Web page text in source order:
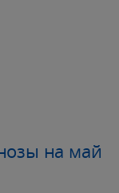
на май